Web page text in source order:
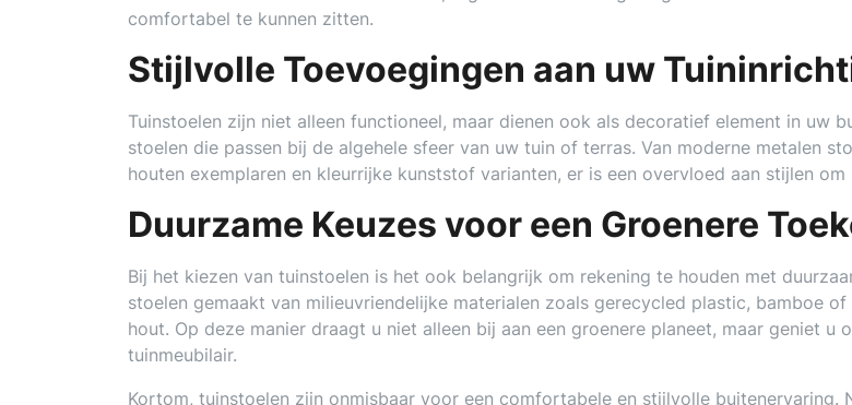
comfortabel te kunnen zitten.
Stijlvolle Toevoegingen aan uw
Tuinstoelen zijn niet alleen functioneel, maar dienen ook als decoratief element in uw
stoelen die passen bij de algehele sfeer van uw tuin of terras. Van moderne metalen
houten exemplaren en kleurrijke kunststof varianten, er is een overvloed aan stijlen om
Duurzame Keuzes voor een Groenere
Bij het kiezen van tuinstoelen is het ook belangrijk om rekening te houden met
stoelen gemaakt van milieuvriendelijke materialen zoals gerecycled plastic, bamboe
hout. Op deze manier draagt u niet alleen bij aan een groenere planeet, maar geniet u
tuinmeubilair.
Kortom, tuinstoelen zijn onmisbaar voor een comfortabele en stijlvolle buitenervaring.